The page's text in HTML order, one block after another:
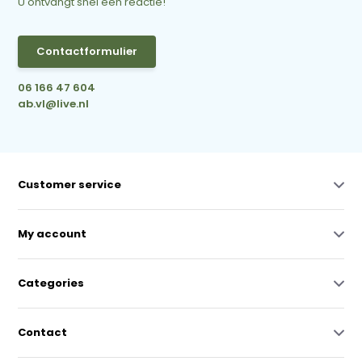
Contactformulier
06 166 47 604
ab.vl@live.nl
Customer service
My account
Categories
Contact